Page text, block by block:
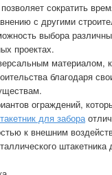
сократить
с другими
выбора
проектах.
материалом,
благодаря
ограждений,
для забора
к внешним
штакетника